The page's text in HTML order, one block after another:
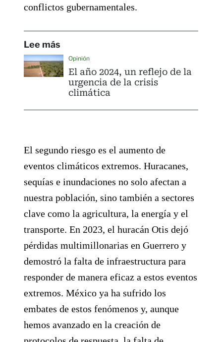
conflictos gubernamentales.
Lee más
Opinión
El año 2024, un reflejo de la
urgencia de la crisis
climática
El segundo riesgo es el aumento de
eventos climáticos extremos. Huracanes,
sequías e inundaciones no solo afectan a
nuestra población, sino también a sectores
clave como la agricultura, la energía y el
transporte. En 2023, el huracán Otis dejó
pérdidas multimillonarias en Guerrero y
demostró la falta de infraestructura para
responder de manera eficaz a estos eventos
extremos. México ya ha sufrido los
embates de estos fenómenos y, aunque
hemos avanzado en la creación de